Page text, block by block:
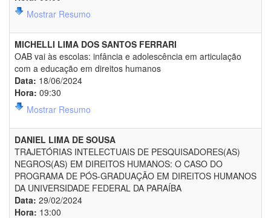
Mostrar Resumo
MICHELLI LIMA DOS SANTOS FERRARI
OAB vai às escolas: infância e adolescência em articulação
com a educação em direitos humanos
Data: 18/06/2024
Hora: 09:30
Mostrar Resumo
DANIEL LIMA DE SOUSA
TRAJETÓRIAS INTELECTUAIS DE PESQUISADORES(AS)
NEGROS(AS) EM DIREITOS HUMANOS: O CASO DO
PROGRAMA DE PÓS-GRADUAÇÃO EM DIREITOS HUMANOS
DA UNIVERSIDADE FEDERAL DA PARAÍBA
Data: 29/02/2024
Hora: 13:00